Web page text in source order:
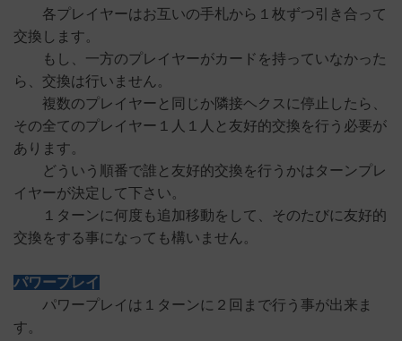
各プレイヤーはお互いの手札から１枚ずつ引き合って
交換します。
もし、一方のプレイヤーがカードを持っていなかった
ら、交換は行いません。
複数のプレイヤーと同じか隣接ヘクスに停止したら、
その全てのプレイヤー１人１人と友好的交換を行う必要が
あります。
どういう順番で誰と友好的交換を行うかはターンプレ
イヤーが決定して下さい。
１ターンに何度も追加移動をして、そのたびに友好的
交換をする事になっても構いません。
パワープレイ
パワープレイは１ターンに２回まで行う事が出来ま
す。